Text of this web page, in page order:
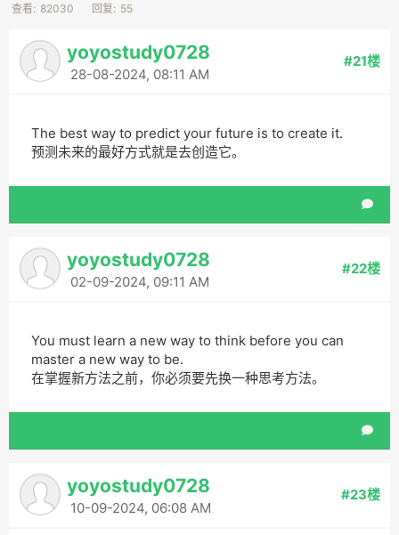
查看: 82030 回复: 55
yoyostudy0728
28-08-2024, 08:11 AM
#21楼
The best way to predict your future is to create it.
预测未来的最好方式就是去创造它。
yoyostudy0728
02-09-2024, 09:11 AM
#22楼
You must learn a new way to think before you can
master a new way to be.
在掌握新方法之前，你必须要先换一种思考方法。
yoyostudy0728
10-09-2024, 06:08 AM
#23楼